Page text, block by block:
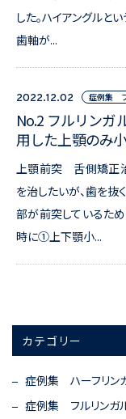
した。ハイアングルと
歯軸が...
2022.12.02 症例集 フ
No.2 フルリンガ
用した上顎のみ
上顎前突 舌側矯正
を治したいが、歯を抜
部が前突しているた
時に①上下顎小...
カテゴリー
症例集 ハーフリン
症例集 フルリンガ